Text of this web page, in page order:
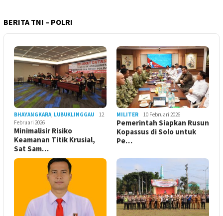
BERITA TNI – POLRI
BHAYANGKARA LUBUKLINGGAU
12
Februari 2026
Minimalisir Risiko
Keamanan Titik Krusial,
Sat Sam…
MILITER 10 Februari 2026
Pemerintah Siapkan Rusun
Kopassus di Solo untuk
Pe…